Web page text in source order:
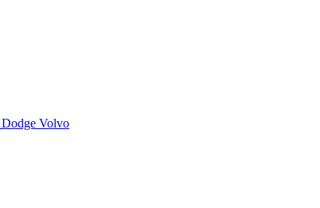
Dodge Volvo